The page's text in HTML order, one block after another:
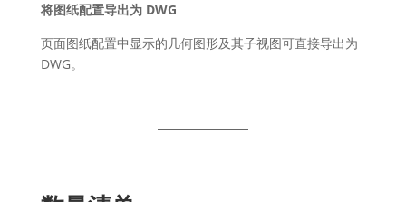
将图纸配置导出为 DWG
页面图纸配置中显示的几何图形及其子视图可直接导出为
DWG。